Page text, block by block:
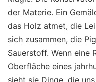
der Materie. Ein
das Holz atmet, die
sich zusammen, die
Sauerstoff. Wenn eine
Oberfläche eines
sieht sie Dinge, die